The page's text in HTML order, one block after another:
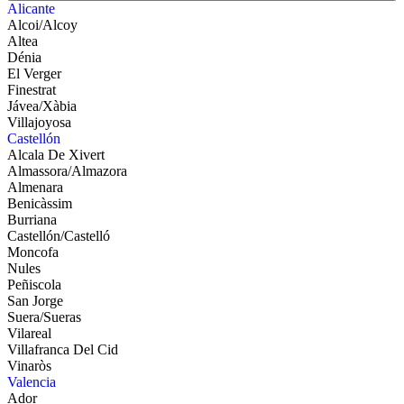
Alicante
Alcoi/Alcoy
Altea
Dénia
El Verger
Finestrat
Jávea/Xàbia
Villajoyosa
Castellón
Alcala De Xivert
Almassora/Almazora
Almenara
Benicàssim
Burriana
Castellón/Castelló
Moncofa
Nules
Peñiscola
San Jorge
Suera/Sueras
Vilareal
Villafranca Del Cid
Vinaròs
Valencia
Ador